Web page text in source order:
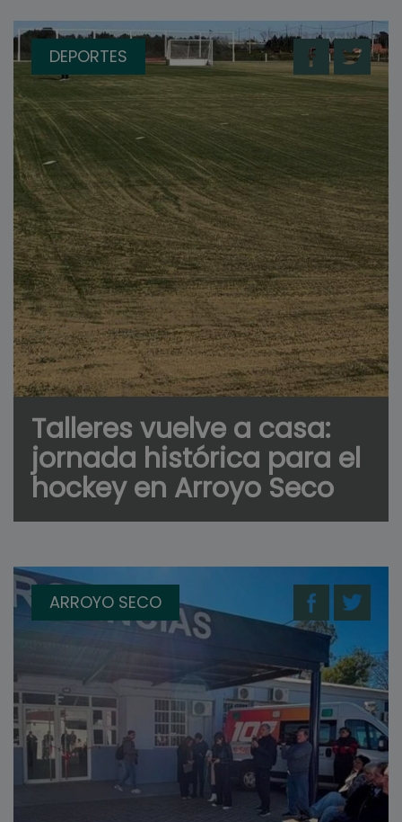
DEPORTES
Talleres vuelve a casa:
jornada histórica para el
hockey en Arroyo Seco
ARROYO SECO